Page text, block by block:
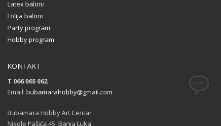
Latex baloni
Folija baloni
Party program
Hobby program
KONTAKT
T 066 065 062
Email: bubamarahobby@gmail.com
Bubamara Hobby Art Centar
Nikole Pašića 45, Banja Luka